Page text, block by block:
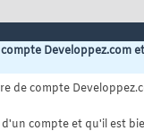
Developpez.com
de compte
d'un compte et qu'il est